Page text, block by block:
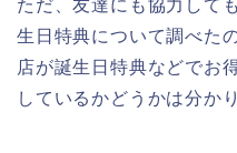
ただ、友達にも協力して
生日特典について調べた
店が誕生日特典などでお
しているかどうかは分か